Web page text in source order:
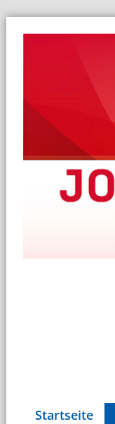
Startseite